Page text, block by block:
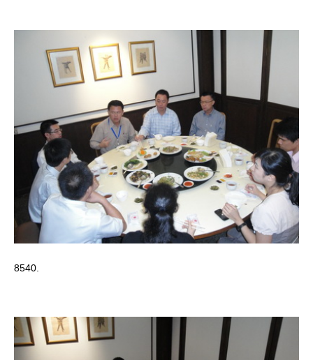
8540.